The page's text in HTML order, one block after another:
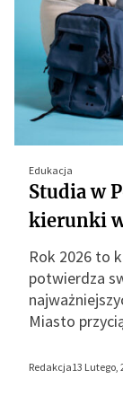
Edukacja
Studia w
kierunki
Rok 2026 to
potwierdza
Miasto
Redakcja13 Lutego,